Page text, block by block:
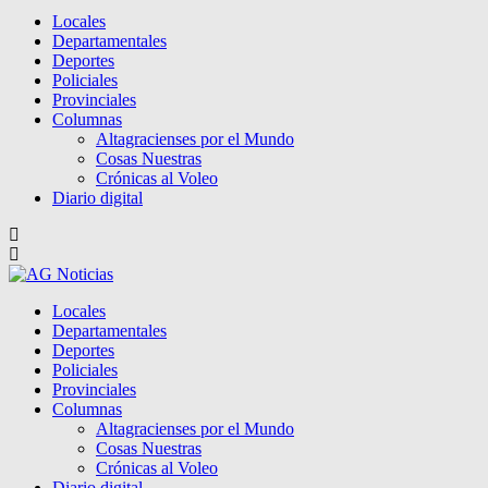
Locales
Departamentales
Deportes
Policiales
Provinciales
Columnas
Altagracienses por el Mundo
Cosas Nuestras
Crónicas al Voleo
Diario digital
Locales
Departamentales
Deportes
Policiales
Provinciales
Columnas
Altagracienses por el Mundo
Cosas Nuestras
Crónicas al Voleo